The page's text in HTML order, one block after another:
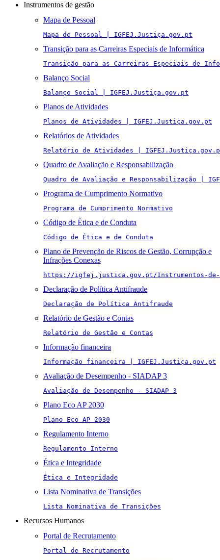
Instrumentos de gestão
Mapa de Pessoal
Mapa de Pessoal | IGFEJ.Justiça.gov.pt
Transição para as Carreiras Especiais de Informática
Transição para as Carreiras Especiais de
Balanço Social
Balanço Social | IGFEJ.Justiça.gov.pt
Planos de Atividades
Planos de Atividades | IGFEJ.Justiça.gov.pt
Relatórios de Atividades
Relatório de Atividades |
Quadro de Avaliação e Responsabilização
Quadro de Avaliação e Responsabilização |
Programa de Cumprimento Normativo
Programa de Cumprimento Normativo
Código de Ética e de Conduta
Código de Ética e de Conduta
Plano de Prevenção de Riscos de Gestão, Corrupção e
Infrações Conexas
https://igfej.justica.gov.pt/Instrumentos-de-
Declaração de Política Antifraude
Declaração de Política Antifraude
Relatório de Gestão e Contas
Relatório de Gestão e Contas
Informação financeira
Informação financeira | IGFEJ.Justiça.gov.pt
Avaliação de Desempenho - SIADAP 3
Avaliação de Desempenho - SIADAP 3
Plano Eco AP 2030
Plano Eco AP 2030
Regulamento Interno
Regulamento Interno
Ética e Integridade
Ética e Integridade
Lista Nominativa de Transições
Lista Nominativa de Transições
Recursos Humanos
Portal de Recrutamento
Portal de Recrutamento